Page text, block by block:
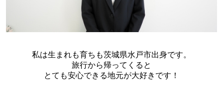
私は生まれも育ちも茨城県水戸市出身です。
旅行から帰ってくると
とても安心できる地元が大好きです！